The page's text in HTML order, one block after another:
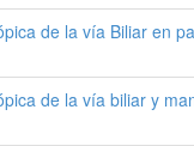
de la vía Biliar en
de la vía biliar y